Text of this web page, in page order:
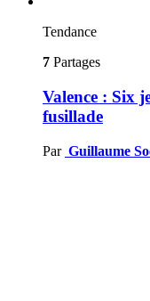
Tendance
7 Partages
Valence : Six
fusillade
Par Guillaume